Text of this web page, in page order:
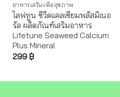
อาหารเสริมเพื่อสุขภาพ
ไลฟทูน ซีวีดแคลเซียมพลัสมิเนอ
รัล ผลิตภัณฑ์เสริมอาหาร
Lifetune Seaweed Calcium
Plus Mineral
299 ฿